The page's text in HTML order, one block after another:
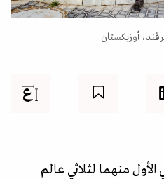
أوزبكستان
منهما لثلاثي عالم